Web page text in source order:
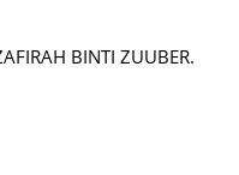
BINTI ZUUBER.